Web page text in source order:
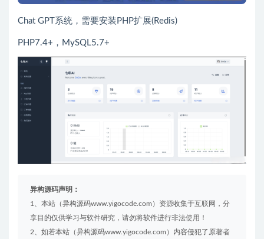
Chat GPT系统，需要安装PHP扩展(Redis)
PHP7.4+，MySQL5.7+
异构源码声明：
1、本站（异构源码www.yigocode.com）资源收集于互联网，分
享目的仅供学习与软件研究，请勿将软件进行非法使用！
2、如若本站（异构源码www.yigocode.com）内容侵犯了原著者